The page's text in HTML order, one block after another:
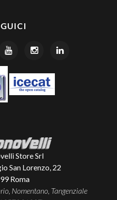
Store Srl
San Lorenzo, 22
Roma
Nomentano, Tangenziale